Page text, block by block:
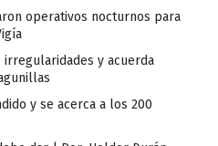
operativos nocturnos para
y acuerda
y se acerca a los 200